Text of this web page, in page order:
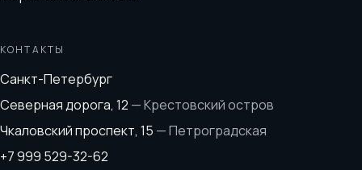
КОНТАКТЫ
Санкт-Петербург
Северная дорога, 12 —Крестовский остров
Чкаловский проспект, 15 —Петроградская
+7 999 529-32-62